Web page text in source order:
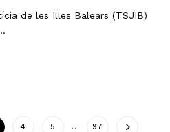
de les Illes Balears (TSJIB)
4 5 … 97